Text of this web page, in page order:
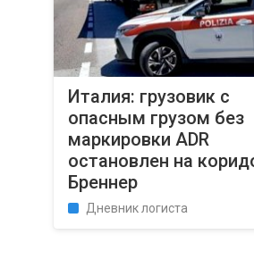
Италия: грузовик с
опасным грузом без
маркировки ADR
остановлен на
Бреннер
Дневник логиста